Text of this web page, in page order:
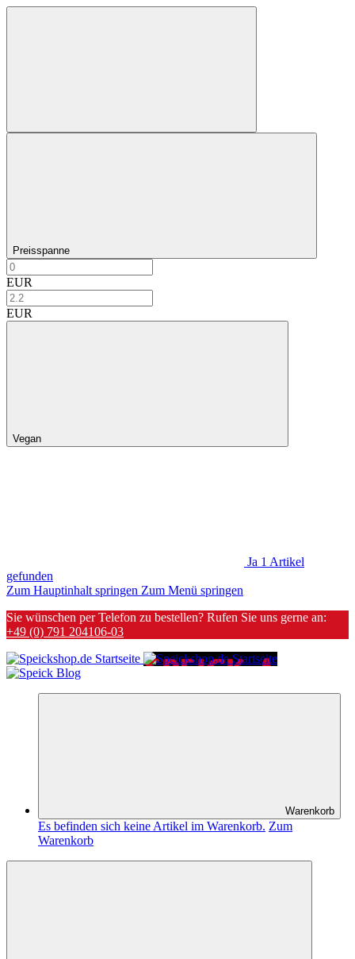
Preisspanne
EUR
EUR
Vegan
Ja 1 Artikel
gefunden
Zum Hauptinhalt springen Zum Menü springen
Sie wünschen per Telefon zu bestellen? Rufen Sie uns gerne an:
+49 (0) 791 204106-03
Warenkorb
Es befinden sich keine Artikel im Warenkorb. Zum
Warenkorb